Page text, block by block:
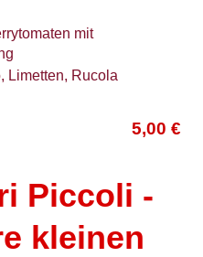
mit
Limetten, Rucola
5,00 €
Piccoli -
kleinen